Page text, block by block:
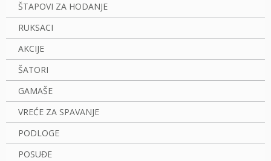
ŠTAPOVI ZA HODANJE
RUKSACI
AKCIJE
ŠATORI
GAMAŠE
VREĆE ZA SPAVANJE
PODLOGE
POSUĐE